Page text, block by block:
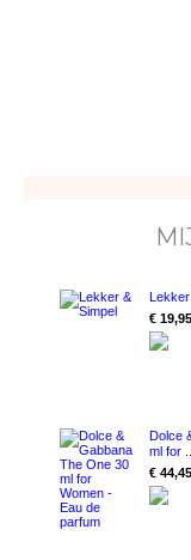
€ 19,95
Dolce
ml for ...
€ 44,45